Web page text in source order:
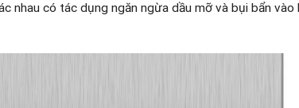
nhau có tác dụng ngăn ngừa dầu mỡ và bụi bẩn vào